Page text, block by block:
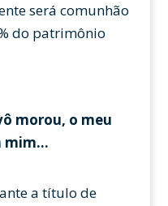
será comunhão
do patrimônio
morou, o meu
mim…
a título de